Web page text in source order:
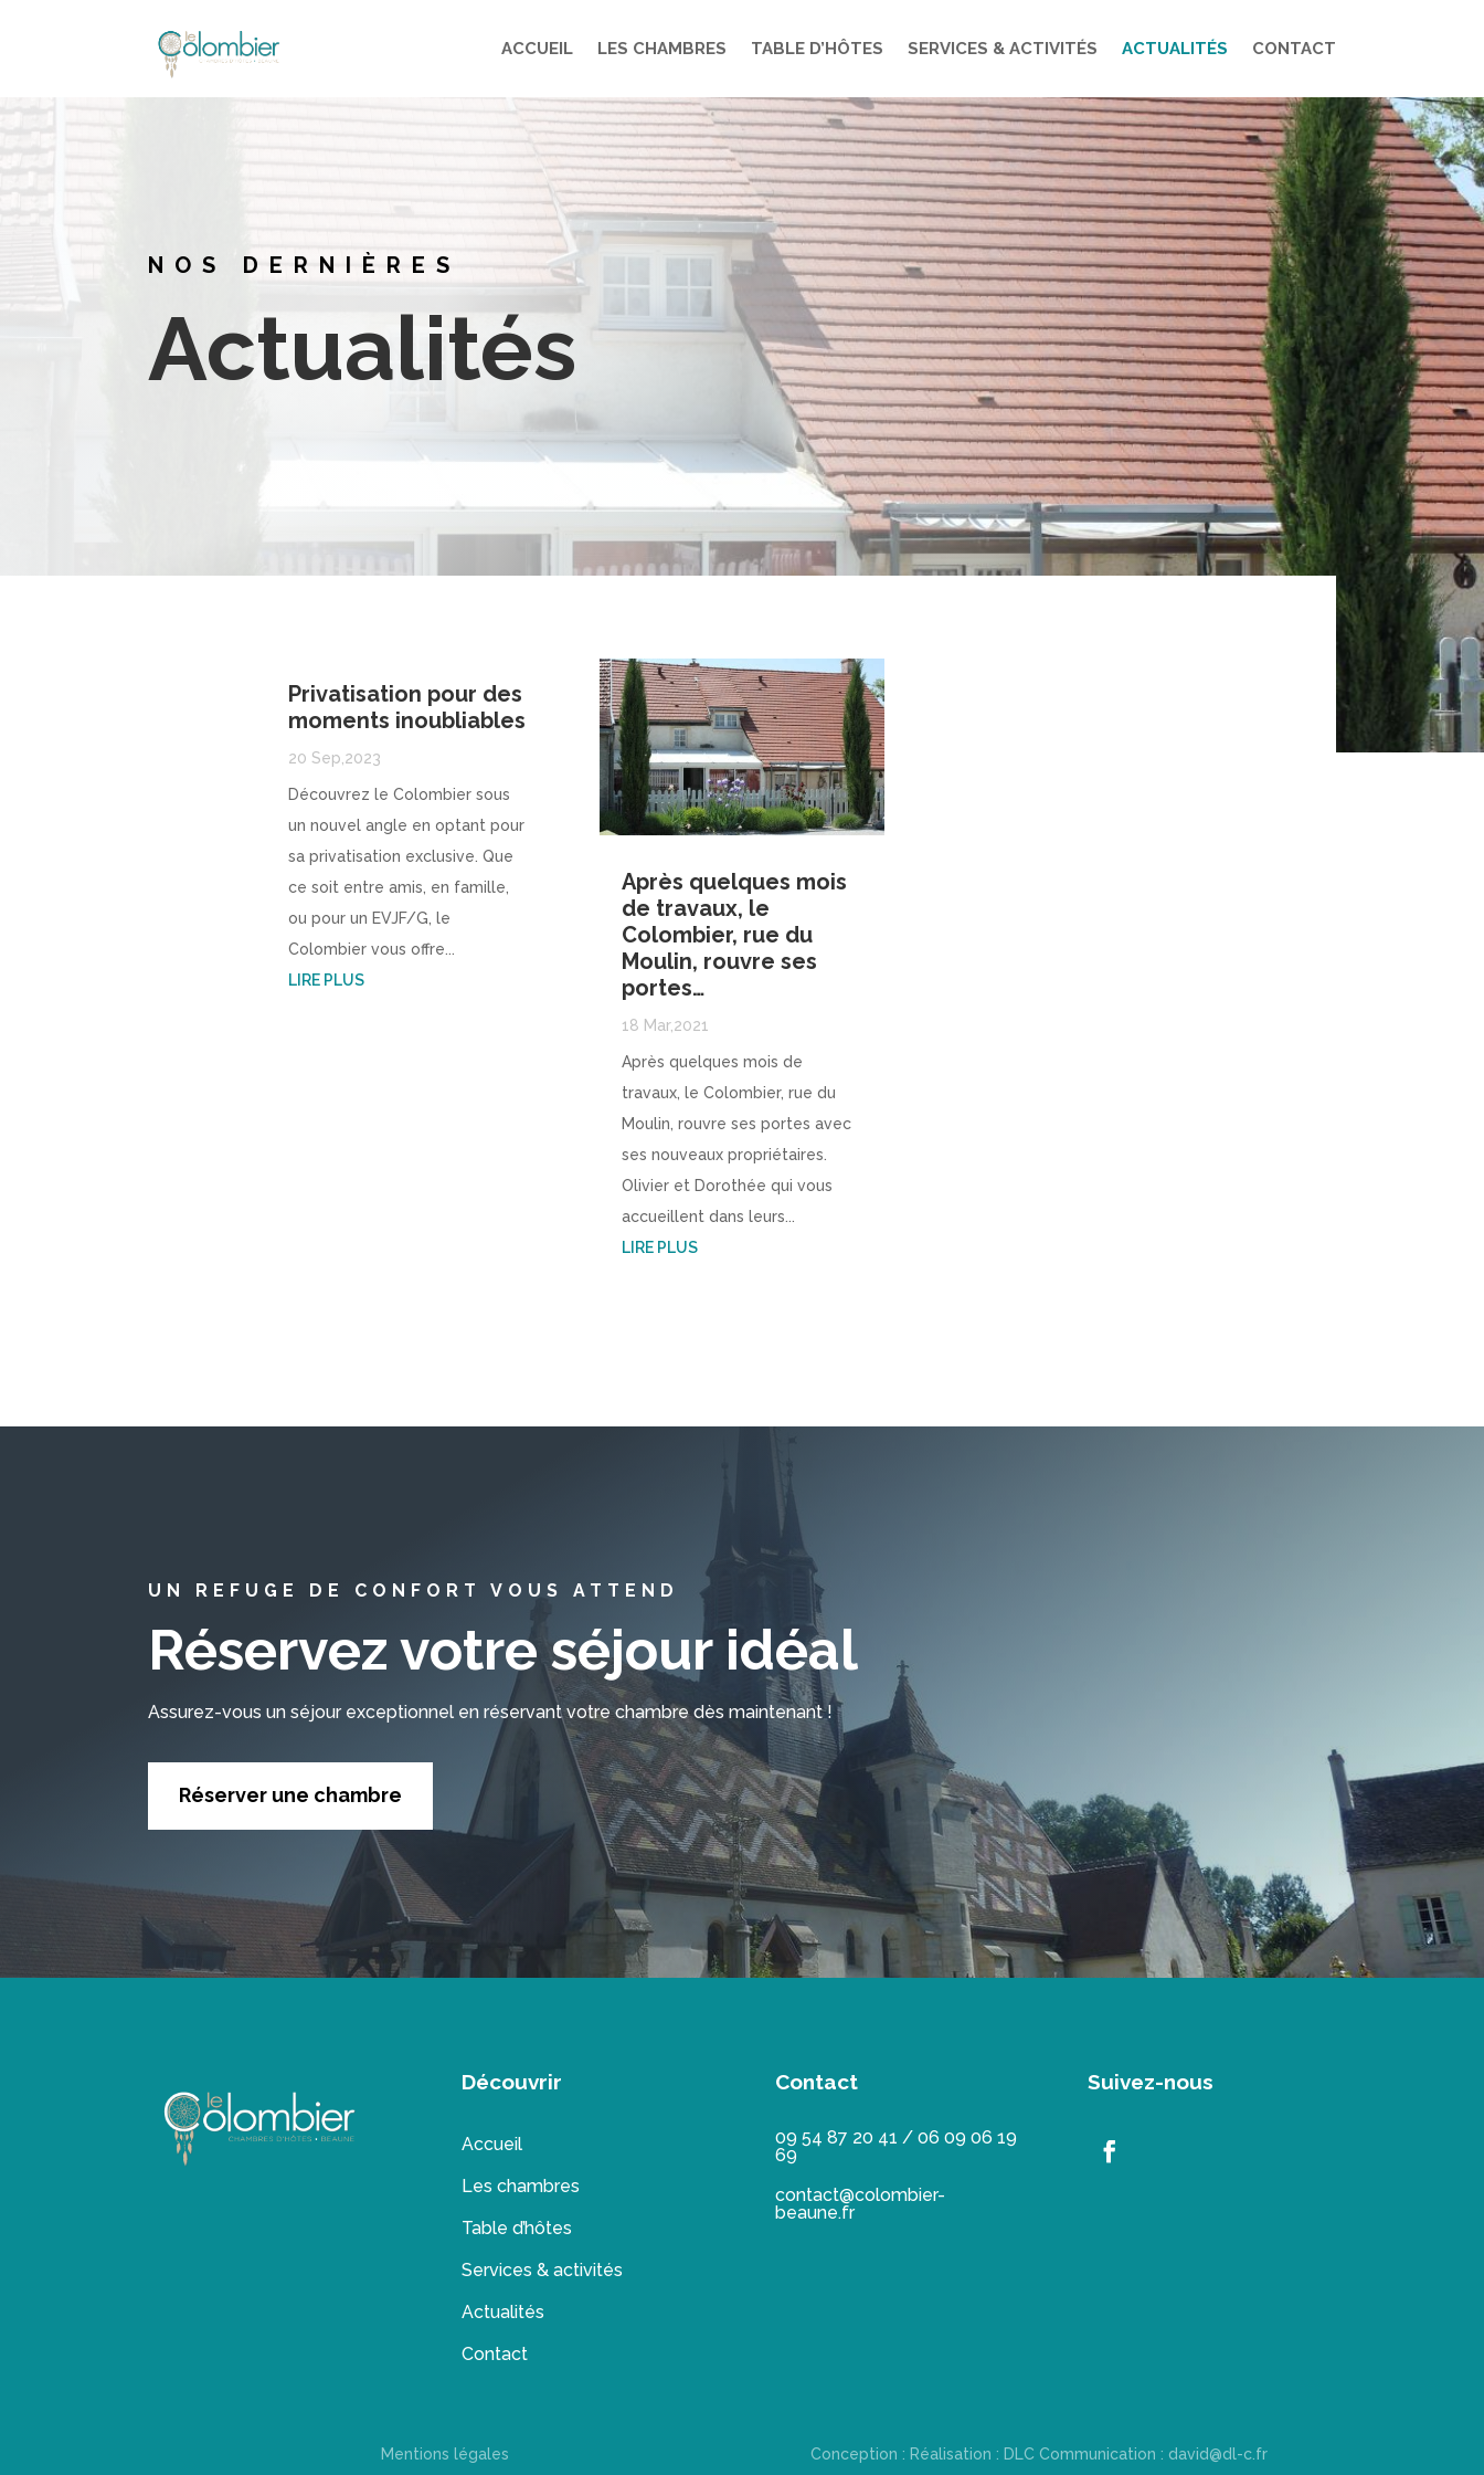
ACCUEIL LES CHAMBRES TABLE D’HÔTES SERVICES & ACTIVITÉS ACTUALITÉS CONTACT
NOS DERNIÈRES
Actualités
Privatisation pour des
moments inoubliables
20 Sep,2023
Découvrez le Colombier sous
un nouvel angle en optant pour
sa privatisation exclusive. Que
ce soit entre amis, en famille,
ou pour un EVJF/G, le
Colombier vous offre...
LIRE PLUS
Après quelques mois
de travaux, le
Colombier, rue du
Moulin, rouvre ses
portes…
18 Mar,2021
Après quelques mois de
travaux, le Colombier, rue du
Moulin, rouvre ses portes avec
ses nouveaux propriétaires.
Olivier et Dorothée qui vous
accueillent dans leurs...
LIRE PLUS
UN REFUGE DE CONFORT VOUS ATTEND
Réservez votre séjour idéal
Assurez-vous un séjour exceptionnel en réservant votre chambre dès maintenant !
Réserver une chambre
Découvrir
Accueil
Les chambres
Table d’hôtes
Services & activités
Actualités
Contact
Contact
09 54 87 20 41 / 06 09 06 19
69
contact@colombier-
beaune.fr
Suivez-nous
Mentions légales Conception : Réalisation : DLC Communication : david@dl-c.fr